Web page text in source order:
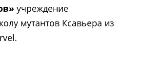
учреждение
мутантов Ксавьера из